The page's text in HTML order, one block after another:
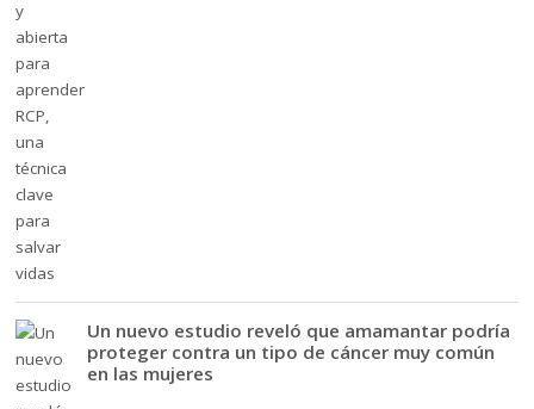
Un nuevo estudio reveló que amamantar podría
proteger contra un tipo de cáncer muy común
en las mujeres